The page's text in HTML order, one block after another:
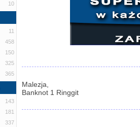
10
11
458
150
325
365
143
181
337
Malezja,
Banknot 1 Ringgit